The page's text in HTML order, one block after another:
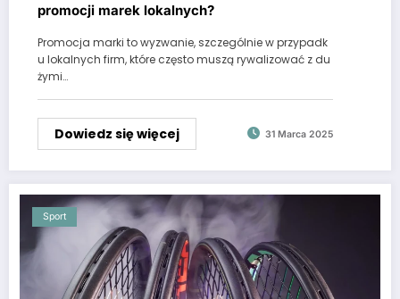
promocji marek lokalnych?
Promocja marki to wyzwanie, szczególnie w przypadk
u lokalnych firm, które często muszą rywalizować z du
żymi…
Dowiedz się więcej 31 Marca 2025
Sport